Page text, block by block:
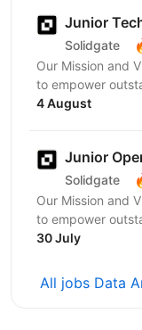
Junior
Solidgate
Our Mission and
to empower
exceptional
4 August
Junior
Solidgate
Our Mission and
to empower
exceptional
30 July
All jobs Data